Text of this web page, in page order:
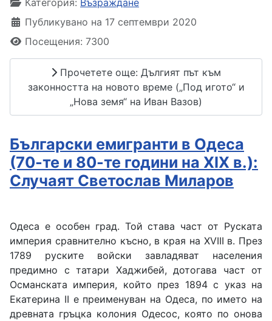
Категория: Възраждане
Публикувано на 17 септември 2020
Посещения: 7300
Прочетете още: Дългият път към
законността на новото време („Под игото“ и
„Нова земя“ на Иван Вазов)
Български емигранти в Одеса
(70-те и 80-те години на ХІХ в.):
Случаят Светослав Миларов
Одеса е особен град. Той става част от Руската
империя сравнително късно, в края на ХVІІІ в. През
1789 руските войски завладяват населения
предимно с татари Хаджибей, дотогава част от
Османската империя, който през 1894 с указ на
Екатерина ІІ е преименуван на Одеса, по името на
древната гръцка колония Одесос, която по онова